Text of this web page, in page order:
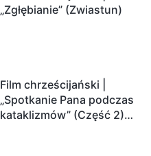
„Zgłębianie” (Zwiastun)
Film chrześcijański |
„Spotkanie Pana podczas
kataklizmów” (Część 2)